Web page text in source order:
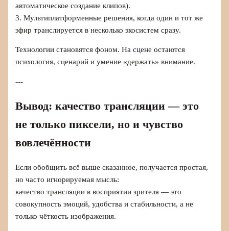
автоматическое создание клипов).
3. Мультиплатформенные решения, когда один и тот же
эфир транслируется в несколько экосистем сразу.
Технологии становятся фоном. На сцене остаются
психология, сценарий и умение «держать» внимание.
---
Вывод: качество трансляции — это
не только пиксели, но и чувство
вовлечённости
Если обобщить всё выше сказанное, получается простая,
но часто игнорируемая мысль:
качество трансляции в восприятии зрителя — это
совокупность эмоций, удобства и стабильности, а не
только чёткость изображения.